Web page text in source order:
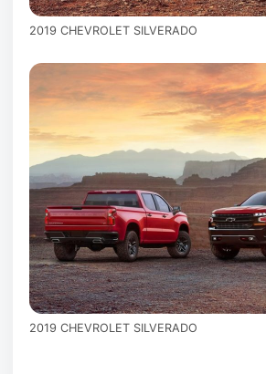
2019 CHEVROLET SILVERADO
2019 CHEVROLET SILVERADO